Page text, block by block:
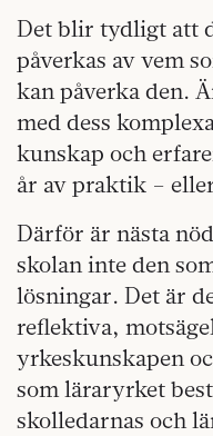
Det blir tydligt att
påverkas av vem
kan påverka den.
med dess
kunskap och
år av praktik –
Därför är nästa
skolan inte den
lösningar. Det är
reflektiva,
yrkeskunskapen
som läraryrket
skolledarnas och